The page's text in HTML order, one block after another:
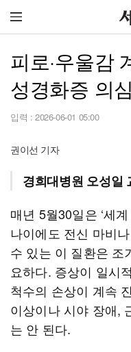
피로·우울감
성경화증 의
입력 : 2026-06-01 05:00
권이선 기자
경희대병원 오성일
매년 5월30일은 ‘세
나이에도 전신 마비
수 있는 이 질환은 조
요하다. 증상이 일시
척수의 손상이 계속
이상이나 시야 장애,
는 안 된다.